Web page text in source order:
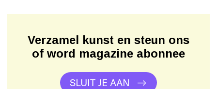
Verzamel kunst en steun ons
of word magazine abonnee
SLUIT JE AAN